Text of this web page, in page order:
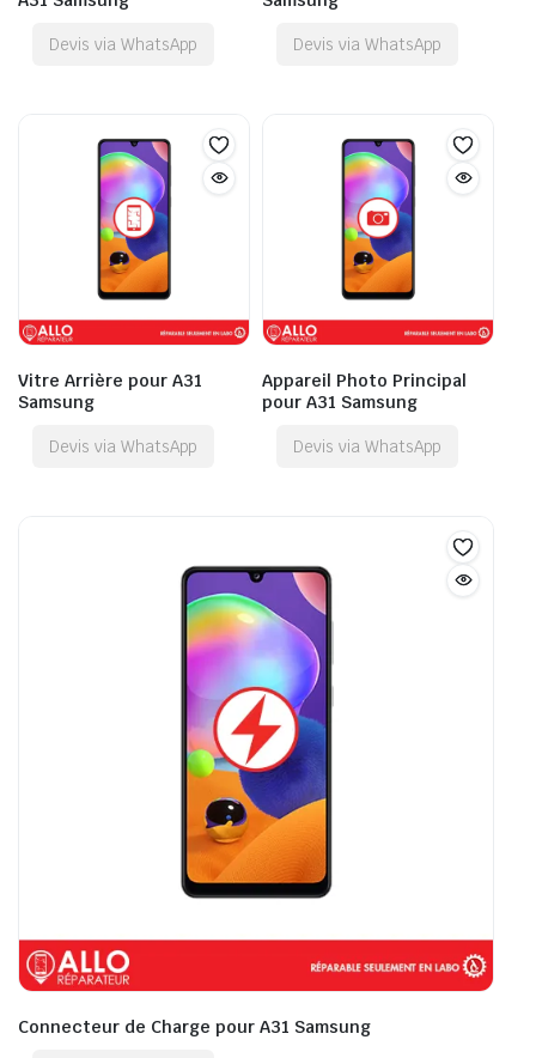
Devis via WhatsApp Devis via WhatsApp
Vitre Arrière pour A31
Samsung
Devis via WhatsApp
Appareil Photo Principal
pour A31 Samsung
Devis via WhatsApp
Connecteur de Charge pour A31 Samsung